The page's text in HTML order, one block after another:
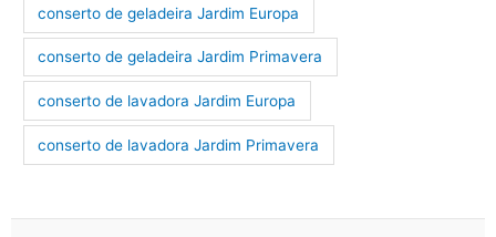
conserto de geladeira Jardim Europa
conserto de geladeira Jardim Primavera
conserto de lavadora Jardim Europa
conserto de lavadora Jardim Primavera